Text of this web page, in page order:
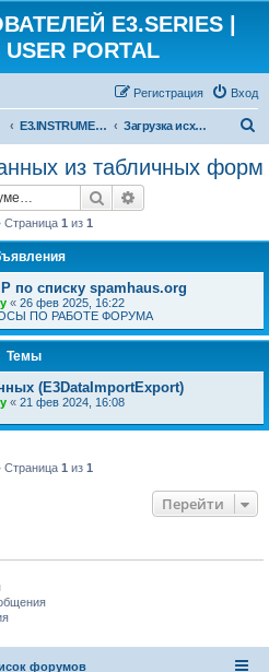
E3.SERIES |
USER PORTAL
Вход
Регистрация
E3.INSTRUMENTATION Загрузка исходных данных из табличных форм
и
из табличных форм
Поиск
Страница 1 из 1
по списку spamhaus.org
« 26 фев 2025, 16:22
ПО РАБОТЕ ФОРУМА
Темы
(E3DataImportExport)
« 21 фев 2024, 16:08
Страница 1 из 1
Перейти
форумов